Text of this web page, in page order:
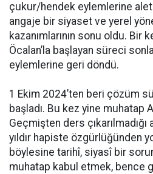
çukur/hendek eylemlerine
angaje bir siyaset ve yerel
kazanımlarının sonu oldu. Bir
Öcalan’la başlayan süreci
eylemlerine geri döndü.
1 Ekim 2024’ten beri çözüm
başladı. Bu kez yine muhatap
Geçmişten ders çıkarılmadığı
yıldır hapiste özgürlüğünden
böylesine tarihî, siyasî bir
muhatap kabul etmek, bence